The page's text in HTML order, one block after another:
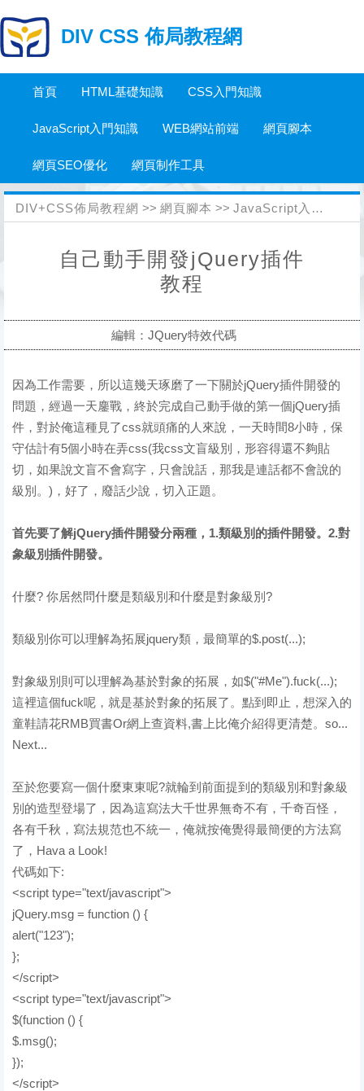
DIV CSS 佈局教程網
首頁 HTML基礎知識 CSS入門知識
JavaScript入門知識 WEB網站前端 網頁腳本
網頁SEO優化 網頁制作工具
DIV+CSS佈局教程網 >> 網頁腳本 >> JavaScript入門知識
自己動手開發jQuery插件
教程
編輯：JQuery特效代碼
因為工作需要，所以這幾天琢磨了一下關於jQuery插件開發的
問題，經過一天鏖戰，終於完成自己動手做的第一個jQuery插
件，對於俺這種見了css就頭痛的人來說，一天時間8小時，保
守估計有5個小時在弄css(我css文盲級別，形容得還不夠貼
切，如果說文盲不會寫字，只會說話，那我是連話都不會說的
級別。)，好了，廢話少說，切入正題。
首先要了解jQuery插件開發分兩種，1.類級別的插件開發。2.對
象級別插件開發。
什麼? 你居然問什麼是類級別和什麼是對象級別?
類級別你可以理解為拓展jquery類，最簡單的$.post(...);
對象級別則可以理解為基於對象的拓展，如$("#Me").fuck(...);
這裡這個fuck呢，就是基於對象的拓展了。點到即止，想深入的
童鞋請花RMB買書Or網上查資料,書上比俺介紹得更清楚。so...
Next...
至於您要寫一個什麼東東呢?就輪到前面提到的類級別和對象級
別的造型登場了，因為這寫法大千世界無奇不有，千奇百怪，
各有千秋，寫法規范也不統一，俺就按俺覺得最簡便的方法寫
了，Hava a Look!
代碼如下:
<script type="text/javascript">
jQuery.msg = function () {
alert("123");
};
</script>
<script type="text/javascript">
$(function () {
$.msg();
});
</script>